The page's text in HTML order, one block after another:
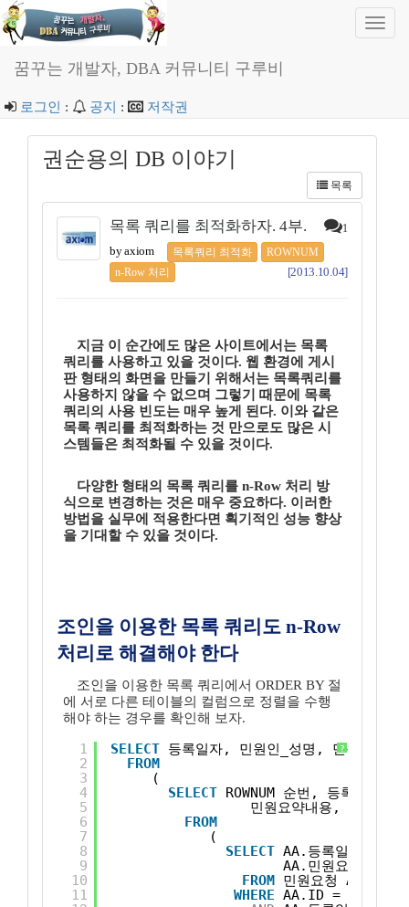
꿈꾸는 개발자, DBA 커뮤니티 구루비
로그인 : 공지 : 저작권
권순용의 DB 이야기
목록
목록 쿼리를 최적화하자. 4부. 1
by axiom 목록쿼리 최적화
ROWNUM
n-Row 처리
[2013.10.04]
지금 이 순간에도 많은 사이트에서는 목록
쿼리를 사용하고 있을 것이다. 웹 환경에 게시
판 형태의 화면을 만들기 위해서는 목록쿼리를
사용하지 않을 수 없으며 그렇기 때문에 목록
쿼리의 사용 빈도는 매우 높게 된다. 이와 같은
목록 쿼리를 최적화하는 것 만으로도 많은 시
스템들은 최적화될 수 있을 것이다.
다양한 형태의 목록 쿼리를 n-Row 처리 방
식으로 변경하는 것은 매우 중요하다. 이러한
방법을 실무에 적용한다면 획기적인 성능 향상
을 기대할 수 있을 것이다.
조인을 이용한 목록 쿼리도 n-Row
처리로 해결해야 한다
조인을 이용한 목록 쿼리에서 ORDER BY 절
에 서로 다른 테이블의 컬럼으로 정렬을 수행
해야 하는 경우를 확인해 보자.
?
1
2
3
4
5
6
7
8
9
10
11
SELECT 등록일자, 민원인_성명, 민원연락
FROM
(
SELECT ROWNUM 순번, 등록일자,
민원요약내용, 해결여
FROM
(
SELECT AA.등록일자, BB.
AA.민원요약내용,
FROM 민원요청 AA, 민
WHERE AA.ID = BB.ID